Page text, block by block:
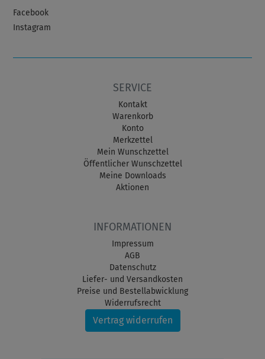
Facebook
Instagram
SERVICE
Kontakt
Warenkorb
Konto
Merkzettel
Mein Wunschzettel
Öffentlicher Wunschzettel
Meine Downloads
Aktionen
INFORMATIONEN
Impressum
AGB
Datenschutz
Liefer- und Versandkosten
Preise und Bestellabwicklung
Widerrufsrecht
Vertrag widerrufen